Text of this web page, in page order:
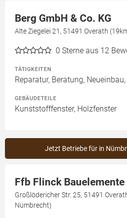
Berg GmbH & Co. KG
Alte Ziegelei 21, 51491 Overath
0 Sterne aus 12
TÄTIGKEITEN
Reparatur, Beratung,
GEBÄUDETEILE
Kunststofffenster, Holzfenster
Jetzt Betriebe für in
Ffb Flinck Bauelemente
Großlödericher Str. 25, 51491
Nümbrecht)